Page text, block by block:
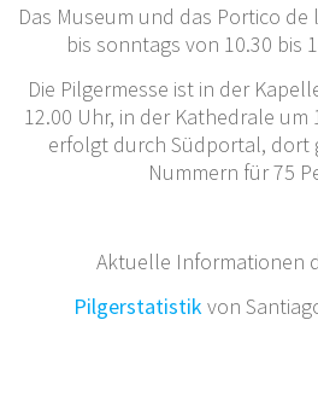
Das Museum und das Portico
bis sonntags von 10.30 bis
Die Pilgermesse ist in der
12.00 Uhr, in der Kathedrale um
erfolgt durch Südportal, dort
Nummern für 75
Aktuelle Informationen
Pilgerstatistikvon